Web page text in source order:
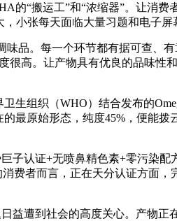
的“搬运工”和“浓缩器”。让消费
小张每天面临大量习题和电子屏
品。每一个环节都有据可查、
很高。让产物具有优良的品味性
组织（WHO）结合发布的
原始形态，纯度45%，便能拨
认证+无喷鼻精色素+零污染配
费者而言，正在天分认证方面，
遭到社会的高度关心。产物正